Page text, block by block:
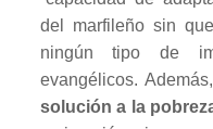
del marfileño sin
ningún tipo de
evangélicos.
solución a la